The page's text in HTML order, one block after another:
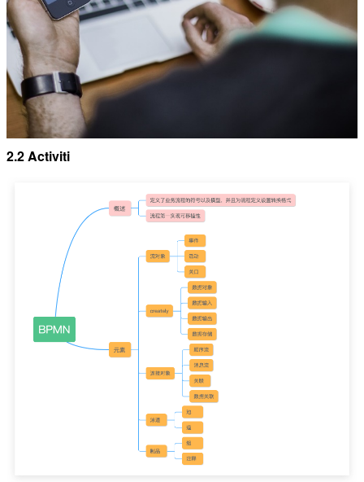
2.2 Activiti